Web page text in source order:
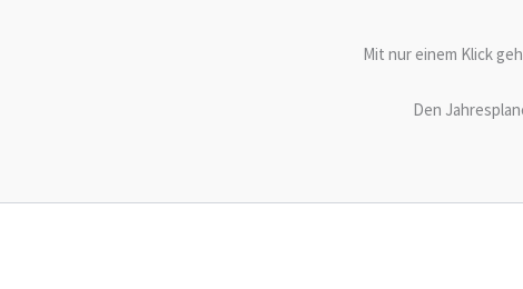
Mit nur einem Klick
Den